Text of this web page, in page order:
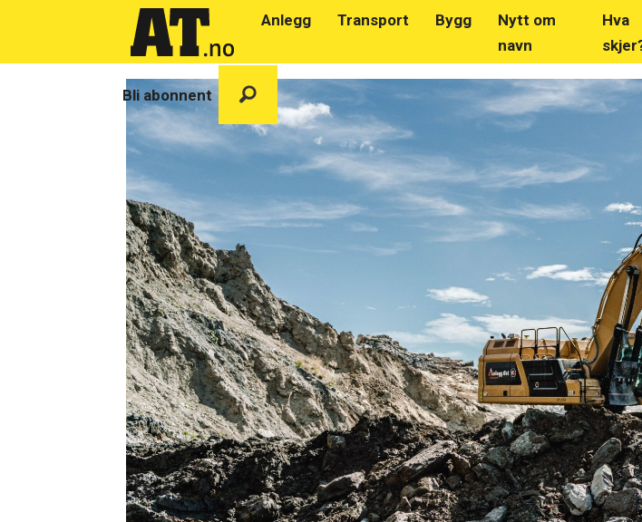
Anlegg Transport Bygg
Nytt om
navn
Hva
Bli abonnent